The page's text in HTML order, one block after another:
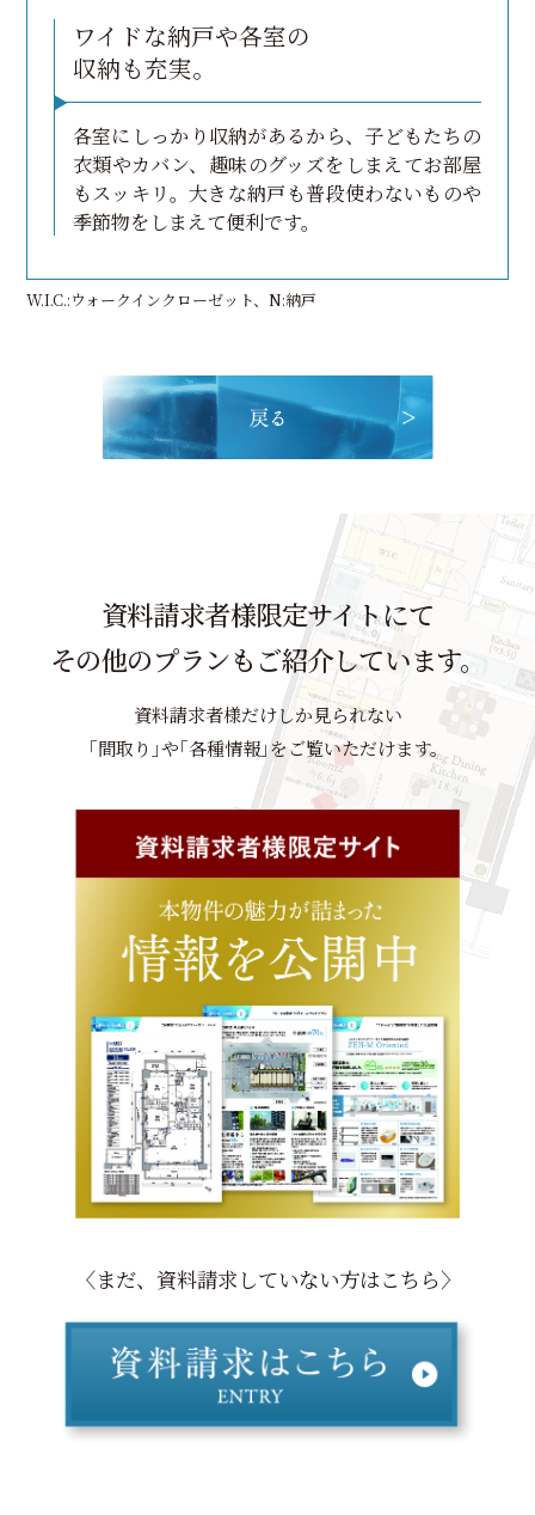
ワイドな納戸や各室の
収納も充実。
各室にしっかり収納があるから、子どもたちの
衣類やカバン、趣味のグッズをしまえてお部屋
もスッキリ。大きな納戸も普段使わないものや
季節物をしまえて便利です。
W.I.C.:ウォークインクローゼット、N:納戸
資料請求者様限定サイトにて
その他のプランもご紹介しています。
資料請求者様だけしか見られない
｢間取り｣や｢各種情報｣をご覧いただけます。
〈まだ、資料請求していない方はこちら〉